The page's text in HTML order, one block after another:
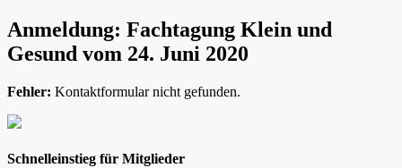
Anmeldung: Fachtagung Klein und
Gesund vom 24. Juni 2020
Fehler: Kontaktformular nicht gefunden.
Schnelleinstieg für Mitglieder